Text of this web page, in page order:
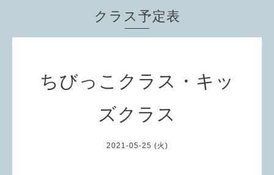
クラス予定表
ちびっこクラス・キッ
ズクラス
2021-05-25 (火)